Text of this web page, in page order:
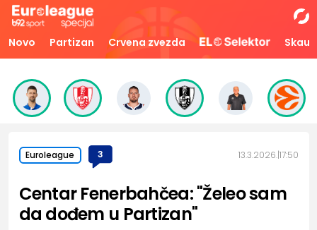
Novo Partizan Crvena zvezda Skaut
Euroleague 3 13.3.2026. 17:50
Centar Fenerbahčea: "Želeo sam
da dođem u Partizan"